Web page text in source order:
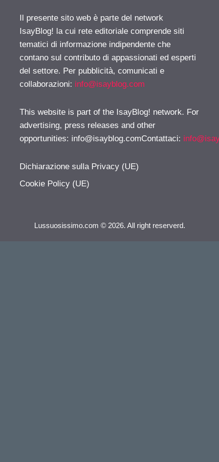
Il presente sito web è parte del network
IsayBlog! la cui rete editoriale comprende siti
tematici di informazione indipendente che
contano sul contributo di appassionati ed esperti
del settore. Per pubblicità, comunicati e
collaborazioni: info@isayblog.com
This website is part of the IsayBlog! network. For
advertising, press releases and other
opportunities: info@isayblog.comContattaci:
Dichiarazione sulla Privacy (UE)
Cookie Policy (UE)
Lussuosissimo.com © 2026. All right reserverd.